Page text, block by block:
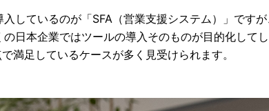
しているのが「SFA（営業支援システム）」です
日本企業ではツールの導入そのものが目的化して
満足しているケースが多く見受けられます。